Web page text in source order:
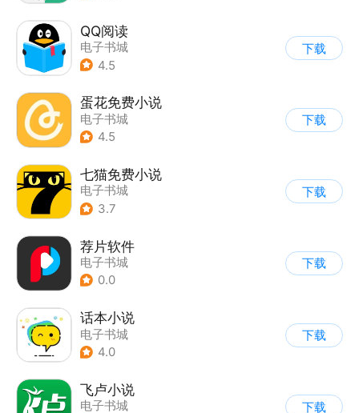
QQ阅读
电子书城
4.5
下载
蛋花免费小说
电子书城
4.5
下载
七猫免费小说
电子书城
3.7
下载
荐片软件
电子书城
0.0
下载
话本小说
电子书城
4.0
下载
飞卢小说
电子书城
下载